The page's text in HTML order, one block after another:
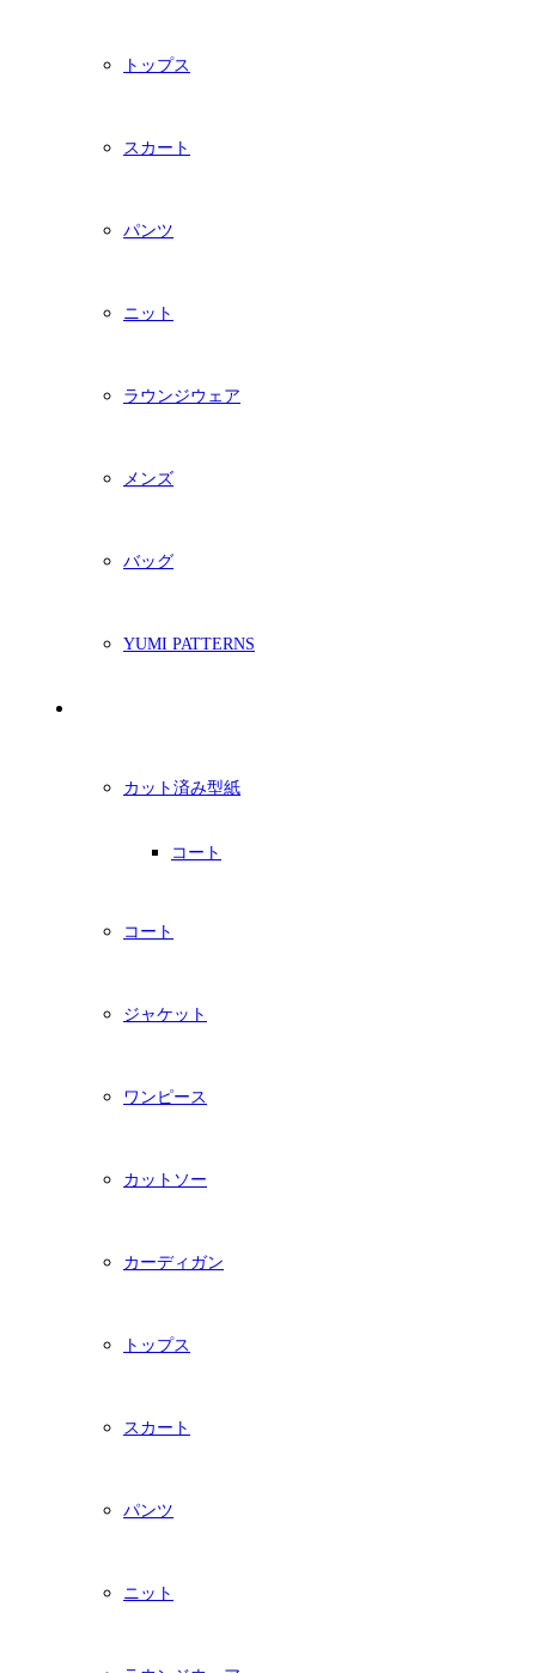
トップス
スカート
パンツ
ニット
ラウンジウェア
メンズ
バッグ
YUMI PATTERNS
カット済み型紙
コート
コート
ジャケット
ワンピース
カットソー
カーディガン
トップス
スカート
パンツ
ニット